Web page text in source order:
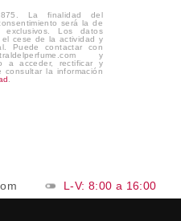
La finalidad del
será la de
exclusivos. Los datos
el cese de la actividad y
Puede contactar con
y
a acceder, rectificar y
la información
L-V: 8:00 a 16:00